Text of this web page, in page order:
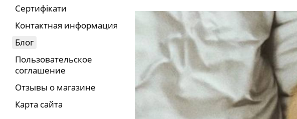
Сертифікати
Контактная информация
Блог
Пользовательское
соглашение
Отзывы о магазине
Карта сайта